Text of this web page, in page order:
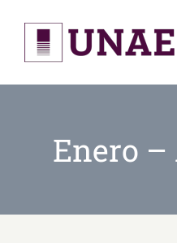
content
Enero